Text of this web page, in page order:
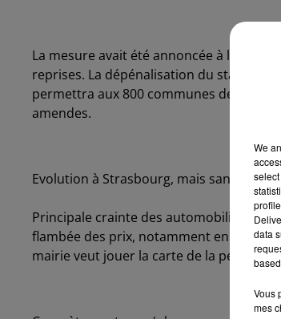
La mesure avait été annoncée à
reprises. La dépénalisation du
permettra aux 800 communes de
amendes.
Evolution à Strasbourg, mais sans
Principale crainte des automobilistes,
flambée des prix, notamment en cas de
mairie veut jouer la carte de la
We
data
Vous
mes